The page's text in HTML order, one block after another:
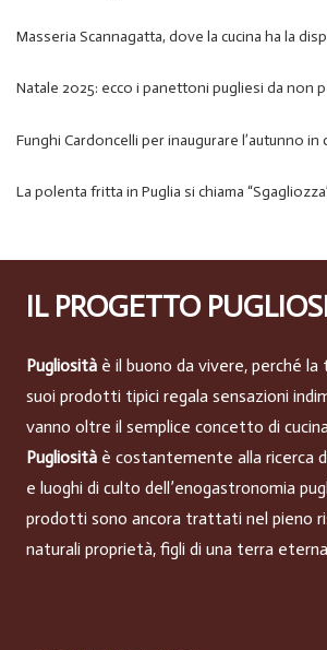
Masseria Scannagatta, dove la cucina ha la
Natale 2025: ecco i panettoni pugliesi da non
Funghi Cardoncelli per inaugurare l’autunno in
La polenta fritta in Puglia si chiama
IL PROGETTO
Pugliosità è il buono da vivere, perché la
suoi prodotti tipici regala sensazioni
vanno oltre il semplice concetto di
Pugliosità è costantemente alla ricerca
e luoghi di culto dell’enogastronomia
prodotti sono ancora trattati nel pieno
naturali proprietà, figli di una terra